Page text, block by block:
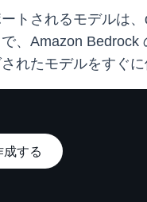
トされるモデルは
、Amazon
れたモデルをすぐ
成する